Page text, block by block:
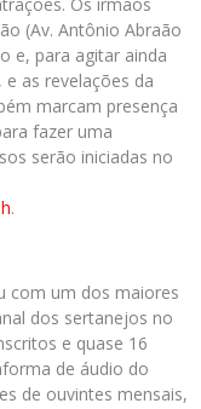
(Av. Antônio Abraão
e, para agitar ainda
as revelações da
marcam presença
fazer uma
serão iniciadas no
.
com um dos maiores
dos sertanejos no
e quase 16
de áudio do
de ouvintes mensais,